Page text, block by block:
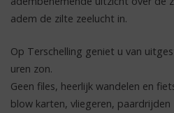
adem de zilte zeelucht in.
Op Terschelling geniet u van
uren zon.
Geen files, heerlijk wandelen en
blow karten, vliegeren,